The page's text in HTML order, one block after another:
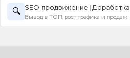
🔍 SEO-продвижение | Доработка
Вывод в ТОП, рост трафика и продаж